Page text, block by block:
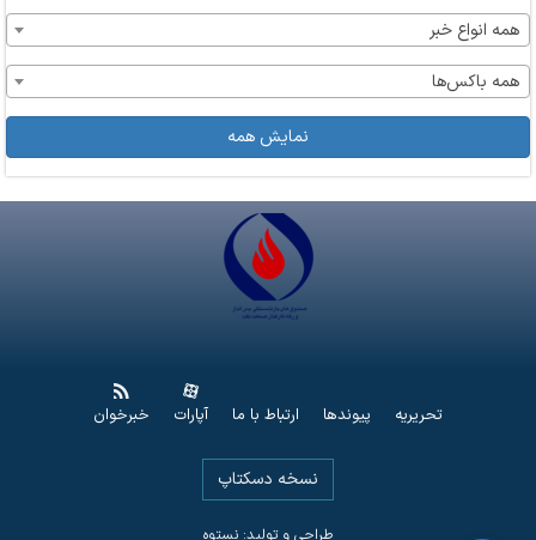
همه انواع خبر
همه باکس‌ها
نمایش همه
تحریریه پیوندها ارتباط با ما آپارات خبرخوان
نسخه دسکتاپ
طراحی و تولید: نستوه